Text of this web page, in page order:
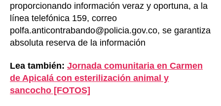
proporcionando información veraz y oportuna, a la
línea telefónica 159, correo
polfa.anticontrabando@policia.gov.co, se garantiza
absoluta reserva de la información
Lea también: Jornada comunitaria en Carmen
de Apicalá con esterilización animal y
sancocho [FOTOS]